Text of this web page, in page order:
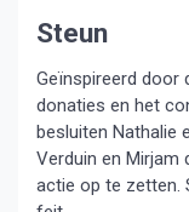
Steun
Geïnspireerd door
donaties en het
besluiten Nathalie
Verduin en Mirjam
actie op te zetten.